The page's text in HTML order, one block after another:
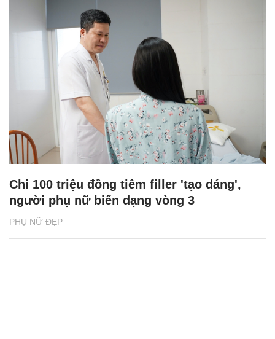
PHỤ NỮ ĐẸP
Chi 100 triệu đồng tiêm filler 'tạo dáng',
người phụ nữ biến dạng vòng 3